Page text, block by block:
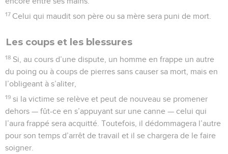
17 Celui qui maudit son père ou sa mère sera puni de mort.
Les coups et les blessures
18 Si, au cours d’une dispute, un homme en frappe un autre
du poing ou à coups de pierres sans causer sa mort, mais en
l’obligeant à s’aliter,
19 si la victime se relève et peut de nouveau se promener
dehors — fût-ce en s’appuyant sur une canne — celui qui
l’aura frappé sera acquitté. Toutefois, il dédommagera l’autre
pour son temps d’arrêt de travail et il se chargera de le faire
soigner.